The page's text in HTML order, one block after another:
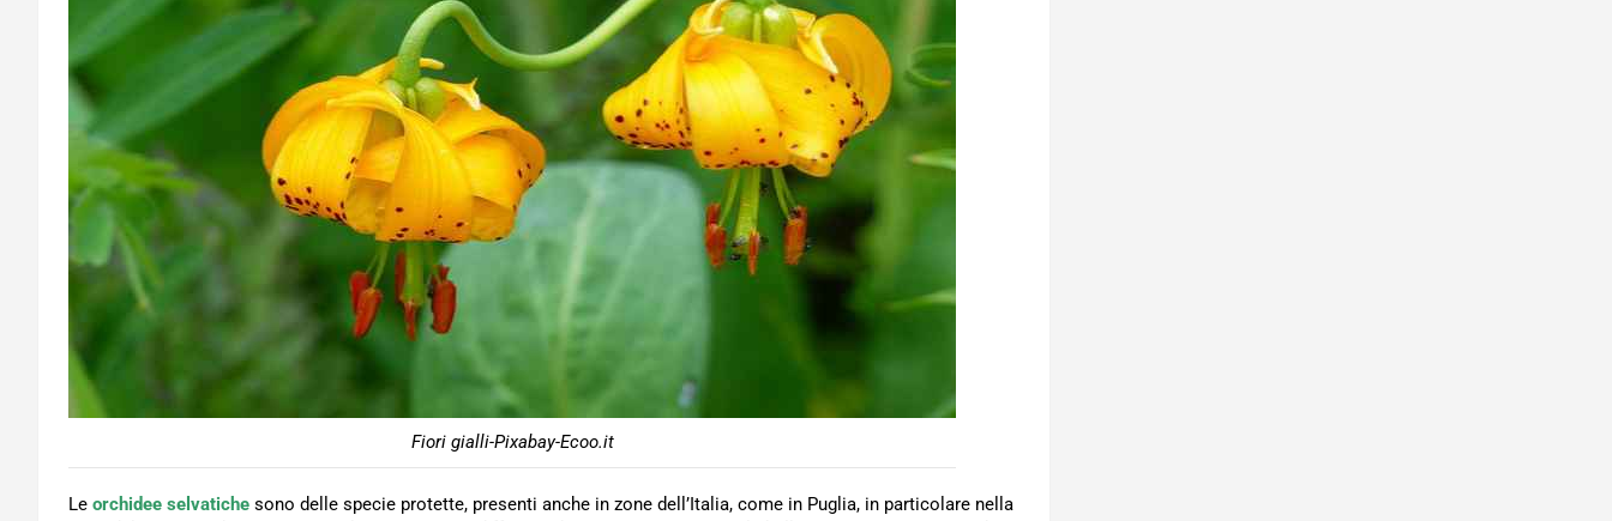
Fiori gialli-Pixabay-Ecoo.it
Le orchidee selvatiche sono delle specie protette, presenti anche in zone dell’Italia, come in Puglia, in particolare nella